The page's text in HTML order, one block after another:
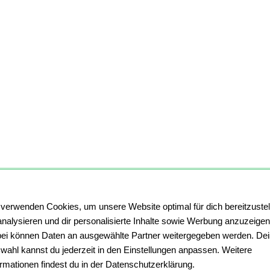
Cookies, um unsere Website optimal für dich
und dir personalisierte Inhalte sowie Werbung
können Daten an ausgewählte Partner weitergegeben werden.
kannst du jederzeit in den Einstellungen anpassen. Weitere
findest du in der Datenschutzerklärung.